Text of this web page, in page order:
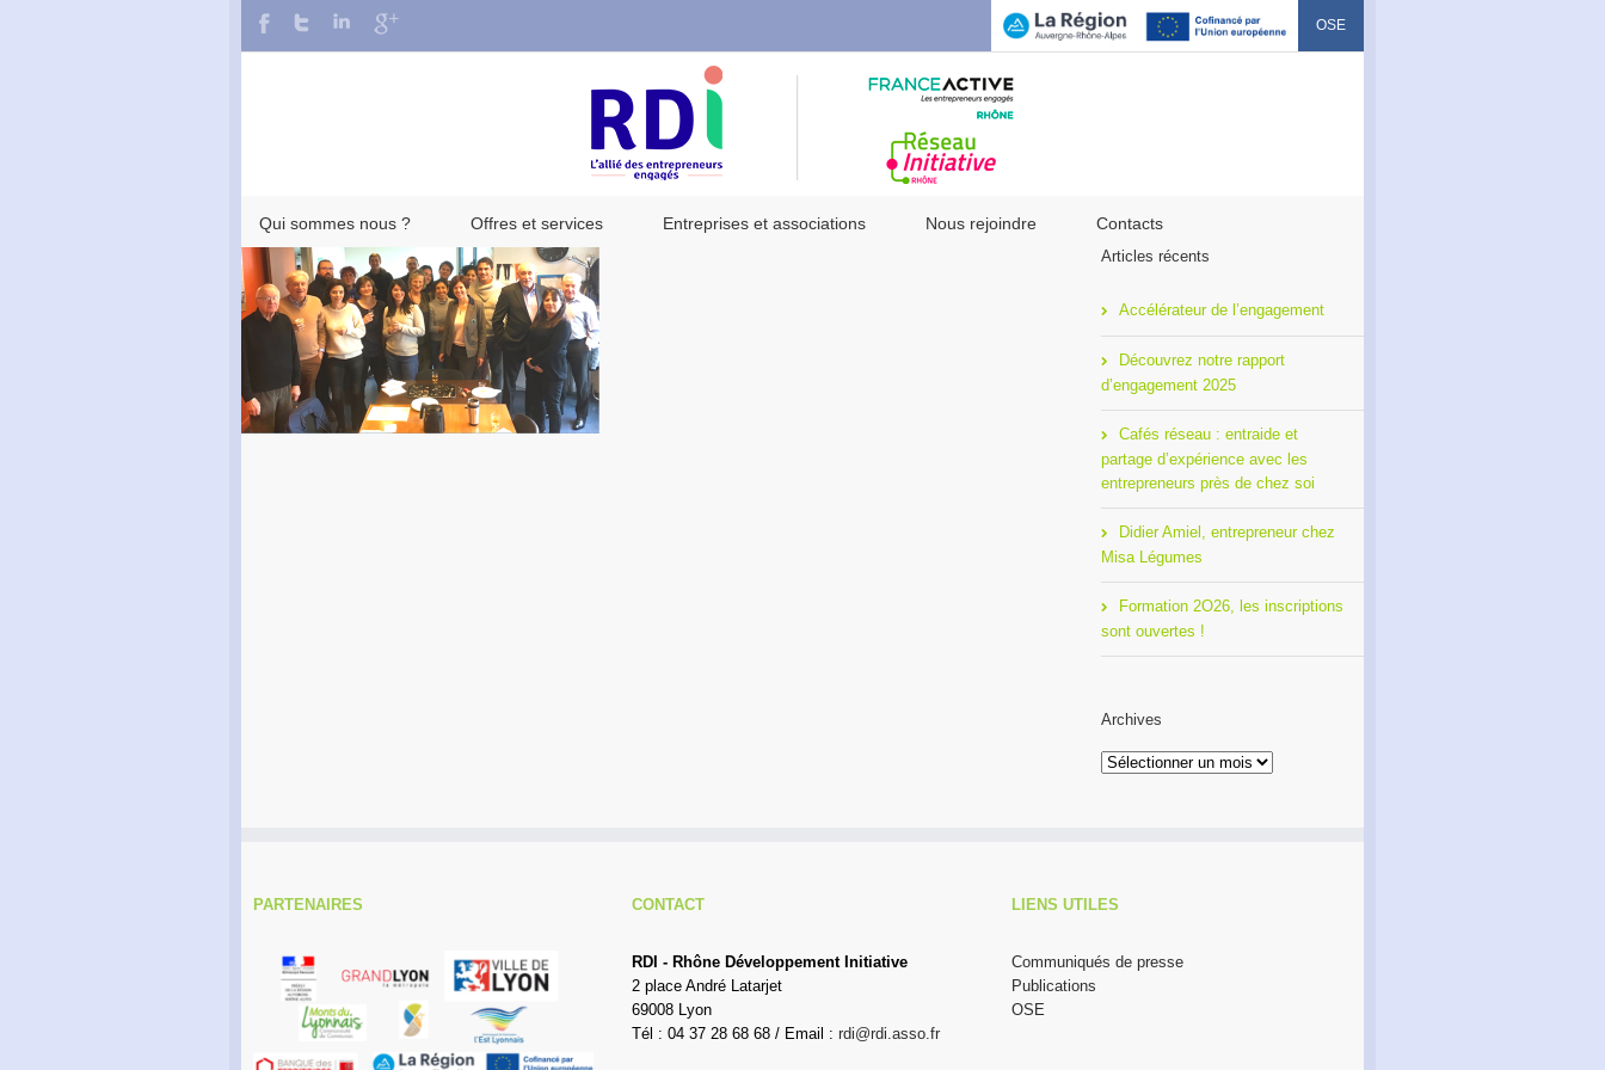
OSE
Qui sommes nous ? Offres et services Entreprises et associations Nous rejoindre Contacts
Articles récents
Accélérateur de l’engagement
Découvrez notre rapport
d’engagement 2025
Cafés réseau : entraide et
partage d’expérience avec les
entrepreneurs près de chez soi
Didier Amiel, entrepreneur chez
Misa Légumes
Formation 2O26, les inscriptions
sont ouvertes !
Archives
Archives
PARTENAIRES CONTACT
RDI - Rhône Développement Initiative
2 place André Latarjet
69008 Lyon
Tél : 04 37 28 68 68 / Email :rdi@rdi.asso.fr
LIENS UTILES
Communiqués de presse
Publications
OSE